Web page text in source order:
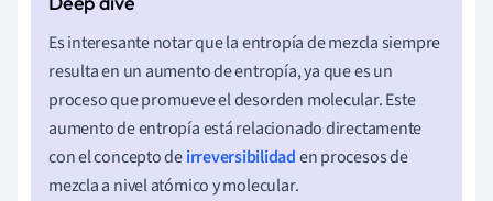
Es interesante notar que la entropía de mezcla siempre
resulta en un aumento de entropía, ya que es un
proceso que promueve el desorden molecular. Este
aumento de entropía está relacionado directamente
con el concepto deirreversibilidaden procesos de
mezcla a nivel atómico y molecular.